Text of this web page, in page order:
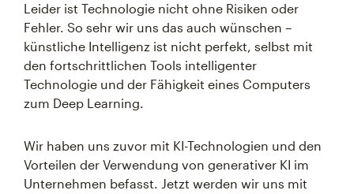
Leider ist Technologie nicht ohne Risiken oder
Fehler. So sehr wir uns das auch wünschen –
künstliche Intelligenz ist nicht perfekt, selbst mit
den fortschrittlichen Tools intelligenter
Technologie und der Fähigkeit eines Computers
zum Deep Learning.
Wir haben uns zuvor mit KI-Technologien und den
Vorteilen der Verwendung von generativer KI im
Unternehmen befasst. Jetzt werden wir uns mit